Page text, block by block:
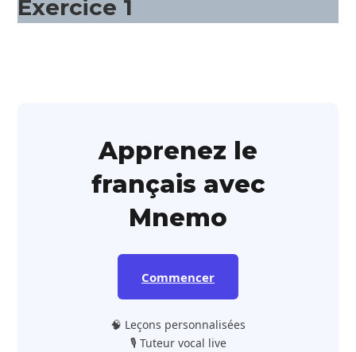
Exercice 1
Apprenez le
français avec
Mnemo
Commencer
🧠 Leçons personnalisées
🎙️ Tuteur vocal live